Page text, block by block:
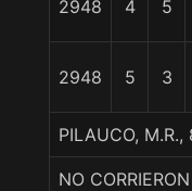
2948 4 5
2948 5 3
PILAUCO,
NO